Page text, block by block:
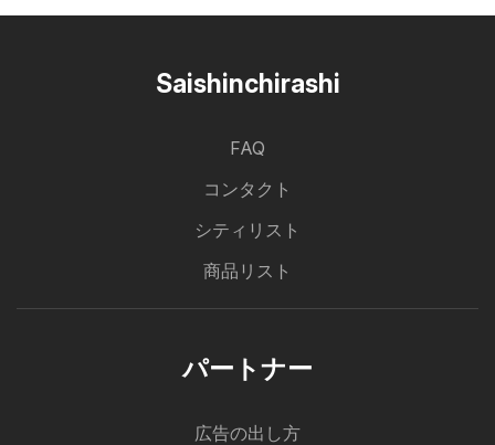
Saishinchirashi
FAQ
コンタクト
シティリスト
商品リスト
パートナー
広告の出し方